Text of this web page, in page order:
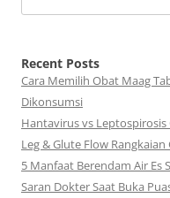
Recent Posts
Cara Memilih Obat Maag
Dikonsumsi
Hantavirus vs Leptospirosis
Leg & Glute Flow
5 Manfaat Berendam Air Es
Saran Dokter Saat Buka